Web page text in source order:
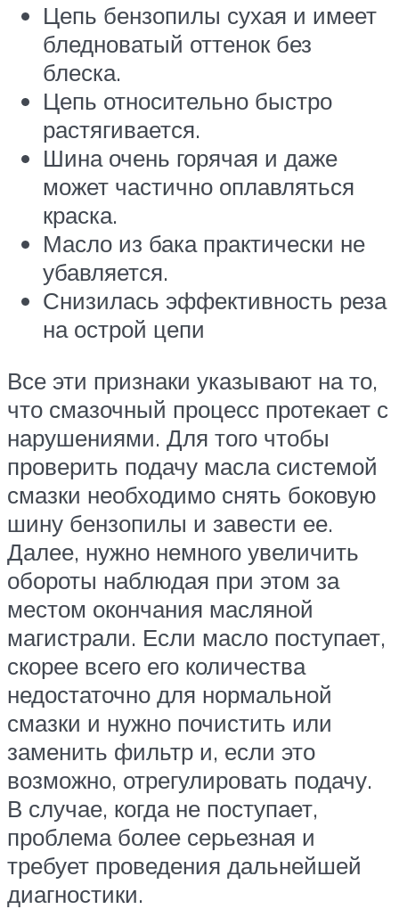
Цепь бензопилы сухая и имеет
бледноватый оттенок без
блеска.
Цепь относительно быстро
растягивается.
Шина очень горячая и даже
может частично оплавляться
краска.
Масло из бака практически не
убавляется.
Снизилась эффективность реза
на острой цепи
Все эти признаки указывают на то,
что смазочный процесс протекает с
нарушениями. Для того чтобы
проверить подачу масла системой
смазки необходимо снять боковую
шину бензопилы и завести ее.
Далее, нужно немного увеличить
обороты наблюдая при этом за
местом окончания масляной
магистрали. Если масло поступает,
скорее всего его количества
недостаточно для нормальной
смазки и нужно почистить или
заменить фильтр и, если это
возможно, отрегулировать подачу.
В случае, когда не поступает,
проблема более серьезная и
требует проведения дальнейшей
диагностики.